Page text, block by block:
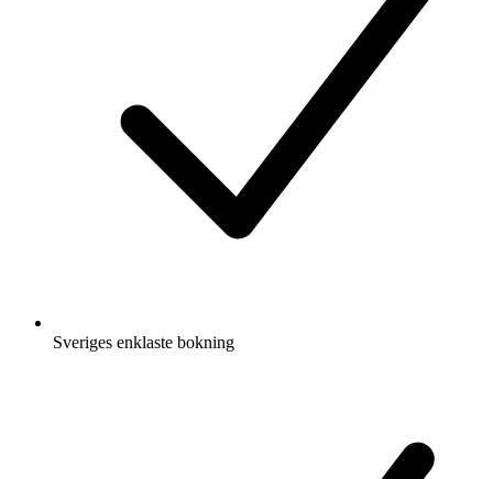
Sveriges enklaste bokning